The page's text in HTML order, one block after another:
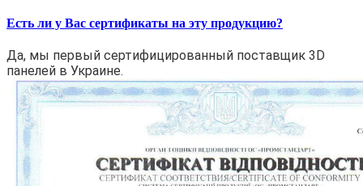
Есть ли у Вас сертификаты на эту продукцию?
Да, мы первый сертифицированный поставщик 3D
панелей в Украине.